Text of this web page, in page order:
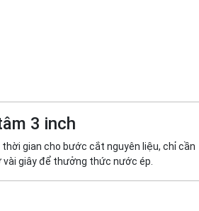
3 inch
gian cho bước cắt nguyên liệu, chỉ cần
giây để thưởng thức nước ép.